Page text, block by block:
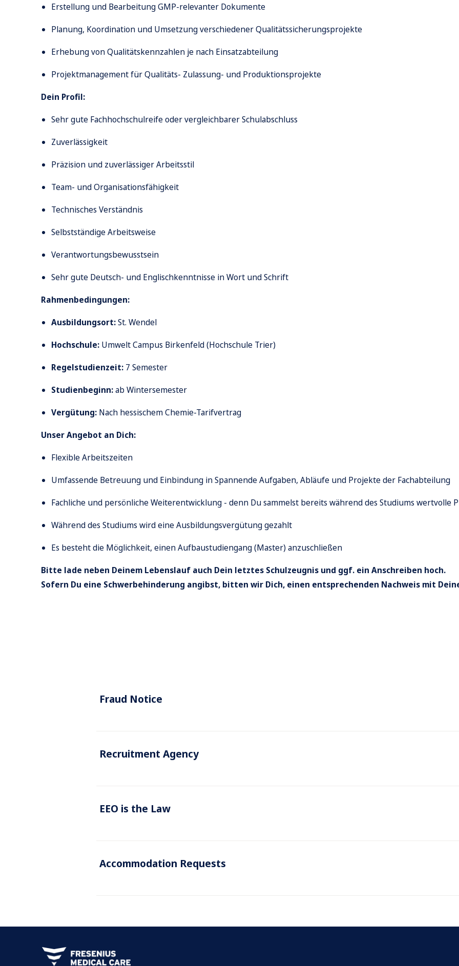
Erstellung und Bearbeitung GMP-relevanter Dokumente
Planung, Koordination und Umsetzung verschiedener Qualitätssicherungsprojekte
Erhebung von Qualitätskennzahlen je nach Einsatzabteilung
Projektmanagement für Qualitäts- Zulassung- und Produktionsprojekte
Dein Profil:
Sehr gute Fachhochschulreife oder vergleichbarer Schulabschluss
Zuverlässigkeit
Präzision und zuverlässiger Arbeitsstil
Team- und Organisationsfähigkeit
Technisches Verständnis
Selbstständige Arbeitsweise
Verantwortungsbewusstsein
Sehr gute Deutsch- und Englischkenntnisse in Wort und Schrift
Rahmenbedingungen:
Ausbildungsort:St. Wendel
Hochschule: Umwelt Campus Birkenfeld (Hochschule Trier)
Regelstudienzeit: 7 Semester
Studienbeginn:ab Wintersemester
Vergütung: Nach hessischem Chemie-Tarifvertrag
Unser Angebot an Dich:
Flexible Arbeitszeiten
Umfassende Betreuung und Einbindung in Spannende Aufgaben, Abläufe und Projekte der Fachabteilung
Fachliche und persönliche Weiterentwicklung - denn Du sammelst bereits während des Studiums wertvolle
Während des Studiums wird eine Ausbildungsvergütung gezahlt
Es besteht die Möglichkeit, einen Aufbaustudiengang (Master) anzuschließen
Bitte lade neben Deinem Lebenslauf auch Dein letztes Schulzeugnis und ggf. ein Anschreiben hoch.
Sofern Du eine Schwerbehinderung angibst, bitten wir Dich, einen entsprechenden Nachweis mit
Fraud Notice
Recruitment Agency
EEO is the Law
Accommodation Requests